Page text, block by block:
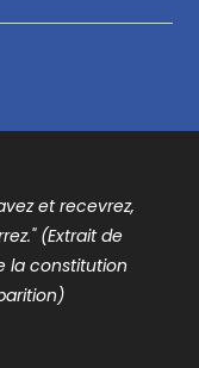
et recevrez,
(Extrait de
la constitution